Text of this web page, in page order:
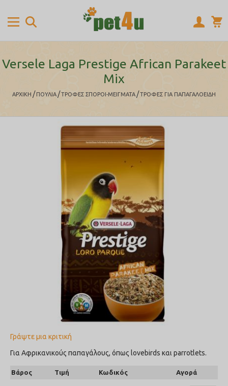
Versele Laga Prestige African Parakeet
Mix
ΑΡΧΙΚΉ / ΠΟΥΛΙΑ /ΤΡΟΦΕΣ ΣΠΟΡΟΙ-ΜΕΙΓΜΑΤΑ /ΤΡΟΦΕΣ ΓΙΑ ΠΑΠΑΓΑΛΟΕΙΔΗ
Γράψτε μια κριτική
Για Aφρικανικούς παπαγάλους, όπως lovebirds και parrotlets.
Βάρος Τιμή Κωδικός Αγορά